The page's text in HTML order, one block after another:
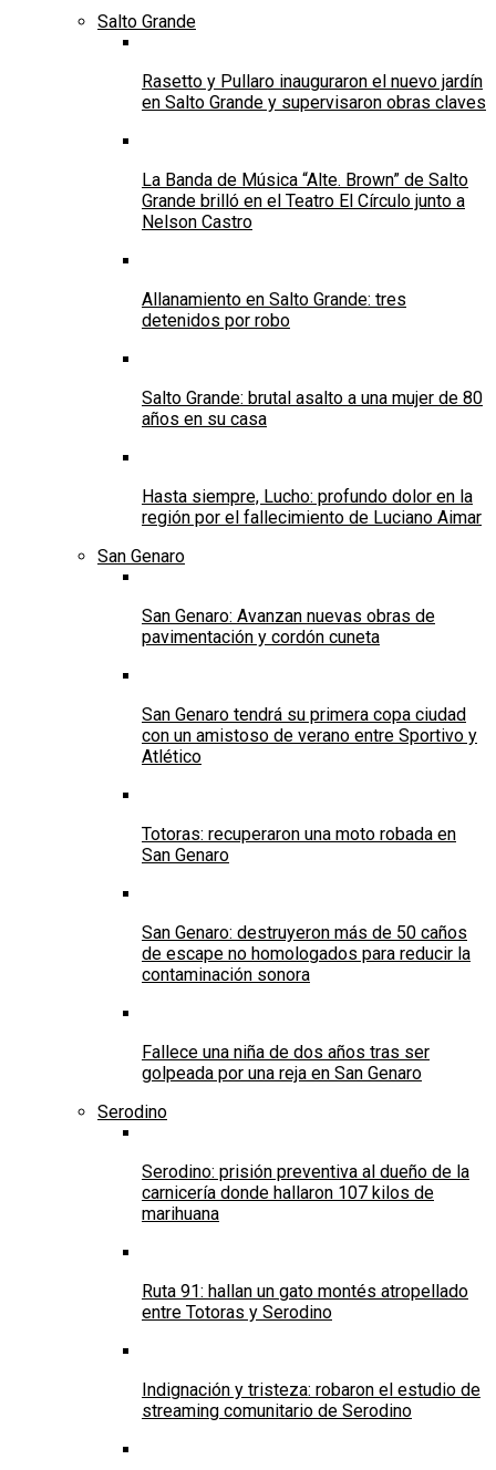
Salto Grande
Rasetto y Pullaro inauguraron el nuevo jardín
en Salto Grande y supervisaron obras claves
La Banda de Música “Alte. Brown” de Salto
Grande brilló en el Teatro El Círculo junto a
Nelson Castro
Allanamiento en Salto Grande: tres
detenidos por robo
Salto Grande: brutal asalto a una mujer de 80
años en su casa
Hasta siempre, Lucho: profundo dolor en la
región por el fallecimiento de Luciano Aimar
San Genaro
San Genaro: Avanzan nuevas obras de
pavimentación y cordón cuneta
San Genaro tendrá su primera copa ciudad
con un amistoso de verano entre Sportivo y
Atlético
Totoras: recuperaron una moto robada en
San Genaro
San Genaro: destruyeron más de 50 caños
de escape no homologados para reducir la
contaminación sonora
Fallece una niña de dos años tras ser
golpeada por una reja en San Genaro
Serodino
Serodino: prisión preventiva al dueño de la
carnicería donde hallaron 107 kilos de
marihuana
Ruta 91: hallan un gato montés atropellado
entre Totoras y Serodino
Indignación y tristeza: robaron el estudio de
streaming comunitario de Serodino